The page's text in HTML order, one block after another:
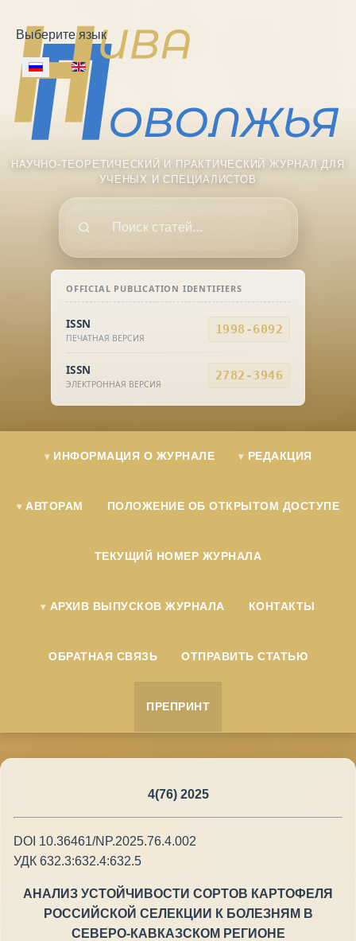
Выберите язык
OFFICIAL PUBLICATION IDENTIFIERS
ISSN
ПЕЧАТНАЯ ВЕРСИЯ
1998-6092
ISSN
ЭЛЕКТРОННАЯ ВЕРСИЯ
2782-3946
НАУЧНО-ТЕОРЕТИЧЕСКИЙ И ПРАКТИЧЕСКИЙ ЖУРНАЛ ДЛЯ
УЧЕНЫХ И СПЕЦИАЛИСТОВ
ИНФОРМАЦИЯ О ЖУРНАЛЕ РЕДАКЦИЯ
АВТОРАМ ПОЛОЖЕНИЕ ОБ ОТКРЫТОМ ДОСТУПЕ
ТЕКУЩИЙ НОМЕР ЖУРНАЛА
АРХИВ ВЫПУСКОВ ЖУРНАЛА КОНТАКТЫ
ОБРАТНАЯ СВЯЗЬ ОТПРАВИТЬ СТАТЬЮ
ПРЕПРИНТ
4(76) 2025
DOI 10.36461/NP.2025.76.4.002
УДК 632.3:632.4:632.5
АНАЛИЗ УСТОЙЧИВОСТИ СОРТОВ КАРТОФЕЛЯ
РОССИЙСКОЙ СЕЛЕКЦИИ К БОЛЕЗНЯМ В
СЕВЕРО-КАВКАЗСКОМ РЕГИОНЕ